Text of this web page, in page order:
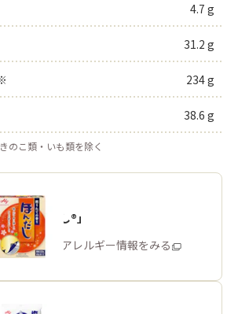
4.7 g
31.2 g
234 g
38.6 g
のこ類・いも類を除く
「ほんだし®」
商品・アレルギー情報をみる